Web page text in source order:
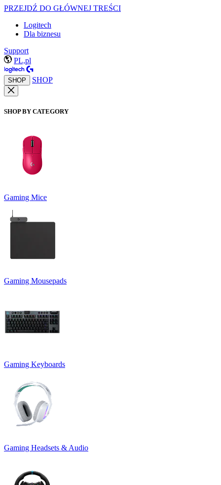
PRZEJDŹ DO GŁÓWNEJ TREŚCI
Logitech
Dla biznesu
Support
PL,pl
SHOP SHOP
SHOP BY CATEGORY
Gaming Mice
Gaming Mousepads
Gaming Keyboards
Gaming Headsets & Audio